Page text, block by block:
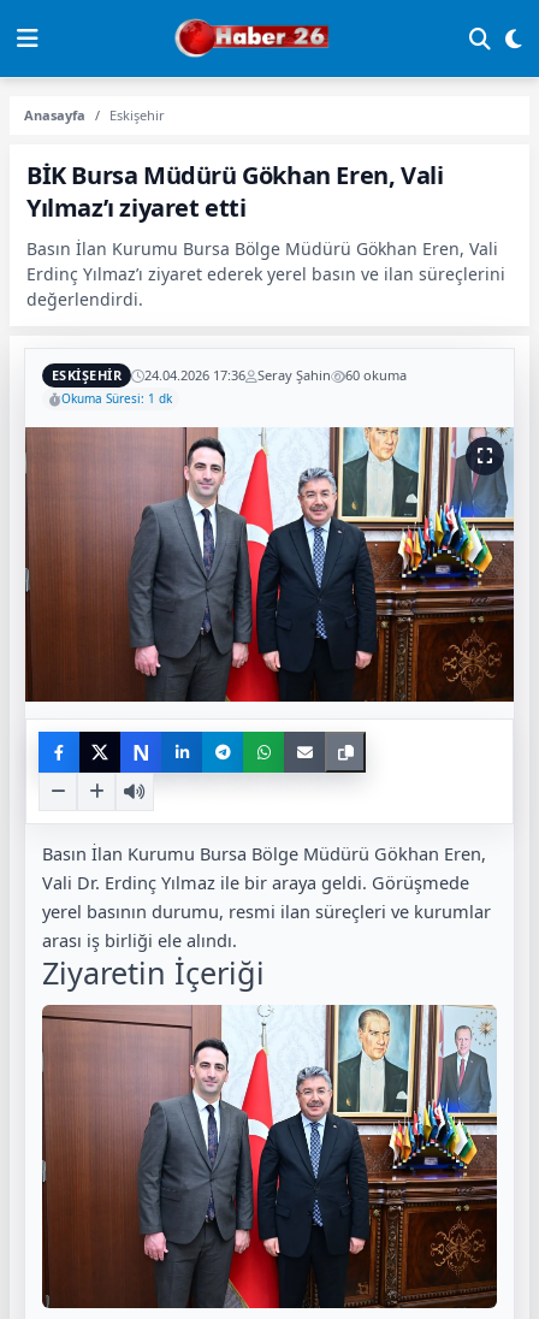
Anasayfa Eskişehir
BİK Bursa Müdürü Gökhan Eren, Vali
Yılmaz’ı ziyaret etti
Basın İlan Kurumu Bursa Bölge Müdürü Gökhan Eren, Vali
Erdinç Yılmaz’ı ziyaret ederek yerel basın ve ilan süreçlerini
değerlendirdi.
ESKIŞEHIR 24.04.2026 17:36 Seray Şahin 60 okuma
Okuma Süresi: 1 dk
N
Basın İlan Kurumu Bursa Bölge Müdürü Gökhan Eren,
Vali Dr. Erdinç Yılmaz ile bir araya geldi. Görüşmede
yerel basının durumu, resmi ilan süreçleri ve kurumlar
arası iş birliği ele alındı.
Ziyaretin İçeriği